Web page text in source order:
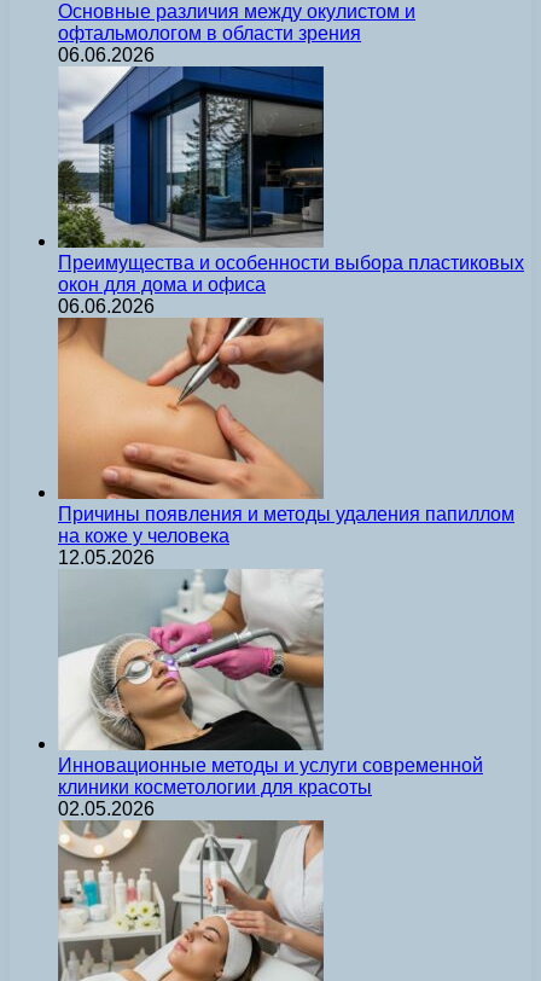
Основные различия между окулистом и
офтальмологом в области зрения
06.06.2026
Преимущества и особенности выбора пластиковых
окон для дома и офиса
06.06.2026
Причины появления и методы удаления папиллом
на коже у человека
12.05.2026
Инновационные методы и услуги современной
клиники косметологии для красоты
02.05.2026